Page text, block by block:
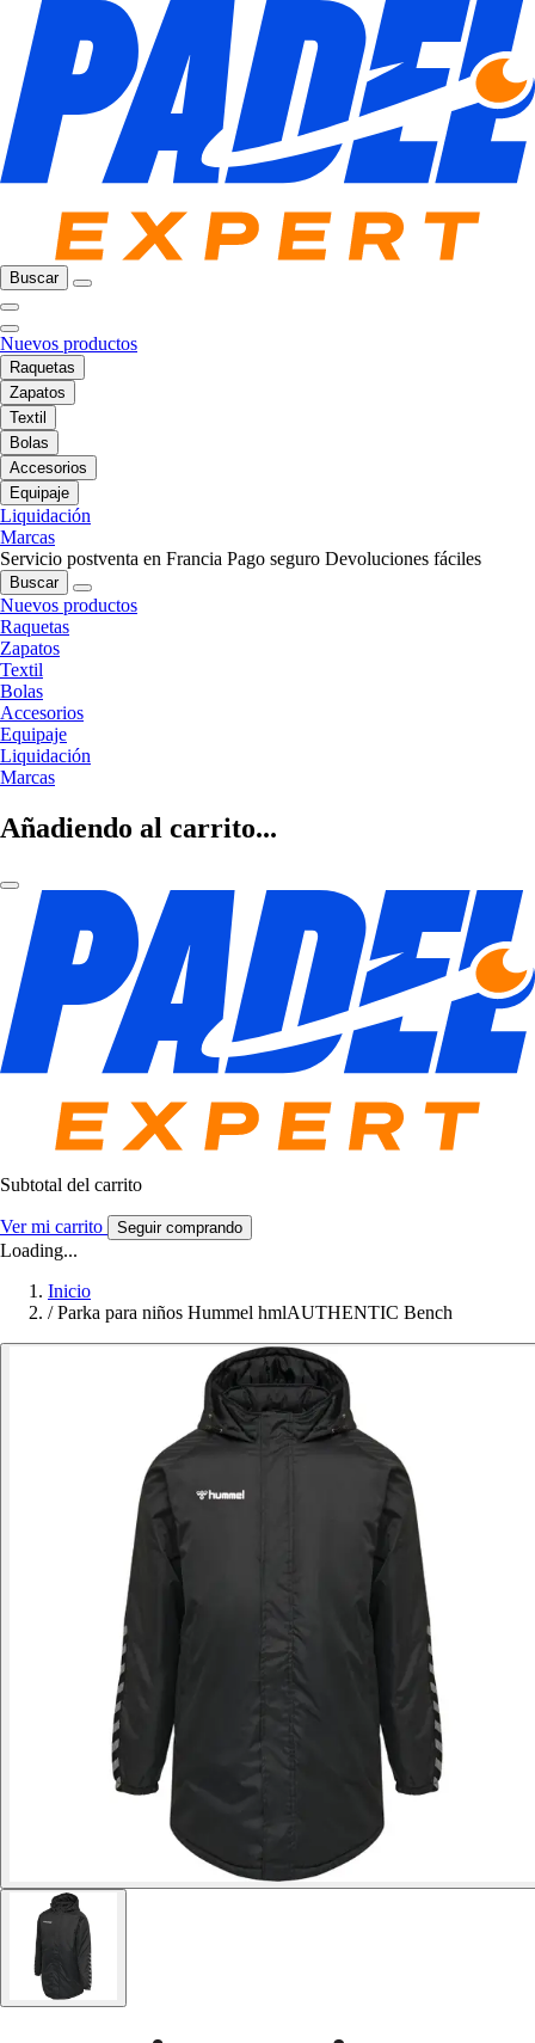
Buscar
Nuevos productos
Raquetas
Zapatos
Textil
Bolas
Accesorios
Equipaje
Liquidación
Marcas
Servicio postventa en Francia Pago seguro Devoluciones fáciles
Buscar
Nuevos productos
Raquetas
Zapatos
Textil
Bolas
Accesorios
Equipaje
Liquidación
Marcas
Añadiendo al carrito...
Subtotal del carrito
Ver mi carrito Seguir comprando
Loading...
Inicio
/ Parka para niños Hummel hmlAUTHENTIC Bench